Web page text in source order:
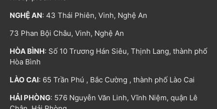
NGHỆ AN: 43 Thái Phiên, Vinh, Nghệ An
73 Phan Bội Châu, Vinh, Nghệ An
HÒA BÌNH: Số 10 Trương Hán Siêu, Thịnh Lang, thành phố
Hòa Bình
LÀO CAI: 65 Trần Phú , Bắc Cường , thành phố Lào Cai
HẢI PHÒNG: 576 Nguyễn Văn Linh, Vĩnh Niệm, quận Lê